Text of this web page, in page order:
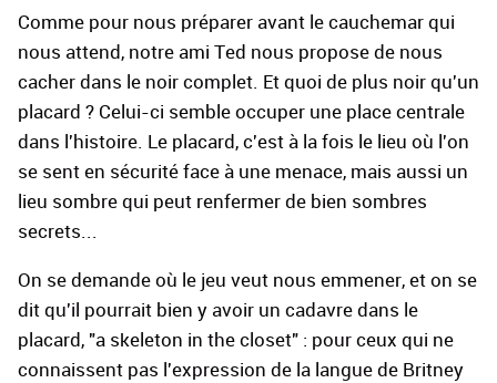
Comme pour nous préparer avant le cauchemar qui
nous attend, notre ami Ted nous propose de nous
cacher dans le noir complet. Et quoi de plus noir qu'un
placard ? Celui-ci semble occuper une place centrale
dans l'histoire. Le placard, c'est à la fois le lieu où l'on
se sent en sécurité face à une menace, mais aussi un
lieu sombre qui peut renfermer de bien sombres
secrets...
On se demande où le jeu veut nous emmener, et on se
dit qu'il pourrait bien y avoir un cadavre dans le
placard, "a skeleton in the closet" : pour ceux qui ne
connaissent pas l'expression de la langue de Britney